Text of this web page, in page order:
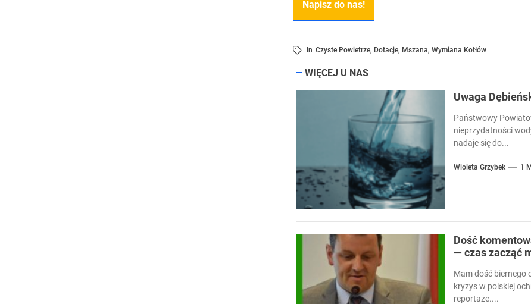
Napisz do nas!
In Czyste Powietrze, Dotacje, Mszana, Wymiana Kotłów
WIĘCEJ U NAS
Uwaga
Państwowy
nieprzydatności
nadaje się do...
Wioleta Grzybek 1
Dość
— czas zacząć
Mam dość biernego
kryzys w polskiej
reportaże....